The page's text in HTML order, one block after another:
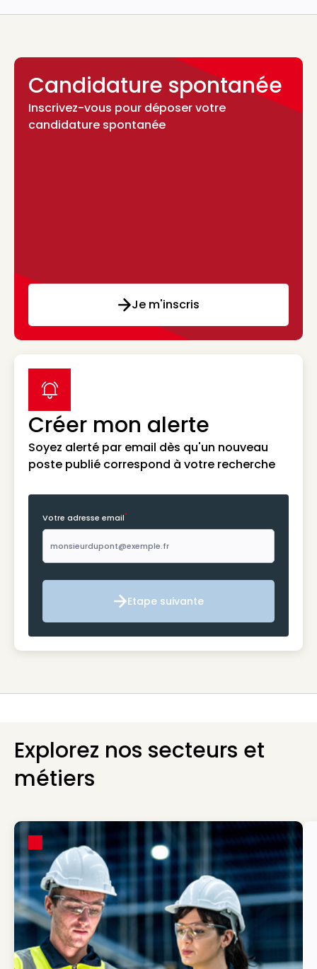
Candidature spontanée
Inscrivez-vous pour déposer votre
candidature spontanée
Je m'inscris
Créer mon alerte
Soyez alerté par email dès qu'un nouveau
poste publié correspond à votre recherche
label icon
Votre adresse email*
Etape suivante
Etape suivante
Explorez nos secteurs et
métiers